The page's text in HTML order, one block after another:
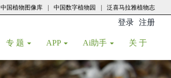
中国植物图像库 中国数字植物园 泛喜马拉雅植物志
登录 注册
专 题 APP Ai助手 关 于